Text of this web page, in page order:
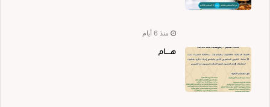
منذ 6 أيام
هــــام